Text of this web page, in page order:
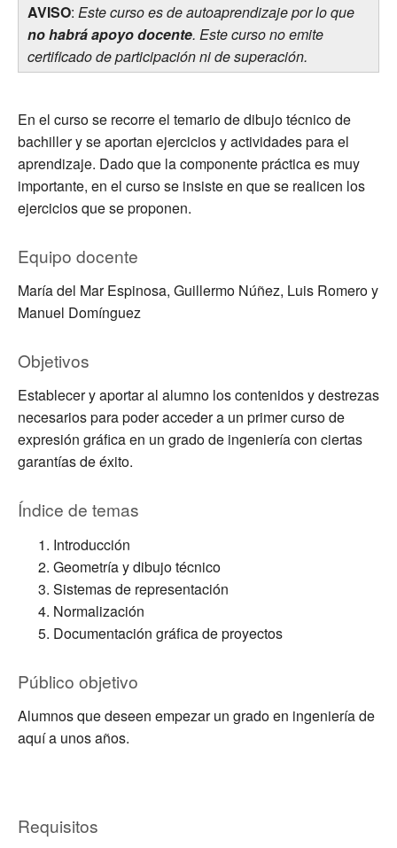
AVISO: Este curso es de autoaprendizaje por lo que
no habrá apoyo docente. Este curso no emite
certificado de participación ni de superación.
En el curso se recorre el temario de dibujo técnico de
bachiller y se aportan ejercicios y actividades para el
aprendizaje. Dado que la componente práctica es muy
importante, en el curso se insiste en que se realicen los
ejercicios que se proponen.
Equipo docente
María del Mar Espinosa, Guillermo Núñez, Luis Romero y
Manuel Domínguez
Objetivos
Establecer y aportar al alumno los contenidos y destrezas
necesarios para poder acceder a un primer curso de
expresión gráfica en un grado de ingeniería con ciertas
garantías de éxito.
Índice de temas
Introducción
Geometría y dibujo técnico
Sistemas de representación
Normalización
Documentación gráfica de proyectos
Público objetivo
Alumnos que deseen empezar un grado en ingeniería de
aquí a unos años.
Requisitos